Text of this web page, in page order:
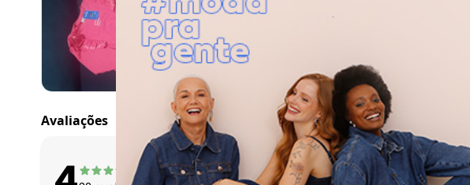
maio/2026
abril/2026
março/2026
fevereiro/2026
Avaliações
O que as clientes acharam da largura?
Apertado